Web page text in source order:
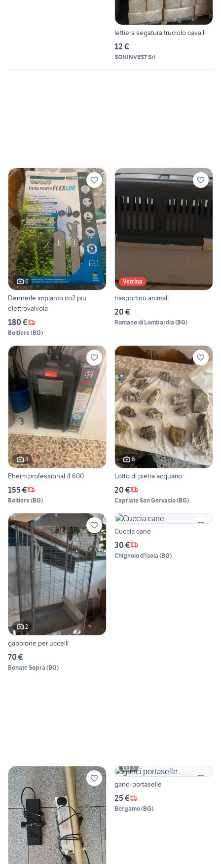
lettiera segatura truciolo cavalli
12 €
SONINVEST Srl
6
Dennerle impianto co2 piu
elettrovalvola
180 €
Boltiere(BG)
Vetrina
trasportino animali
20 €
Romano di Lombardia (BG)
3
Eheim professional 4 600
155 €
Boltiere(BG)
6
Lotto di pietra acquario
20 €
Capriate San Gervasio(BG)
2
gabbione per uccelli
70 €
Bonate Sopra (BG)
Cuccia cane
30 €
Chignolo d'Isola (BG)
3
ganci portaselle
25 €
Bergamo(BG)